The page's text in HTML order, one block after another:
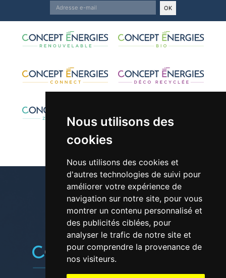
Nous utilisons des
cookies
Nous utilisons des cookies et
d'autres technologies de suivi pour
améliorer votre expérience de
navigation sur notre site, pour vous
montrer un contenu personnalisé et
des publicités ciblées, pour
analyser le trafic de notre site et
pour comprendre la provenance de
nos visiteurs.
OK
01 30 42 28 61